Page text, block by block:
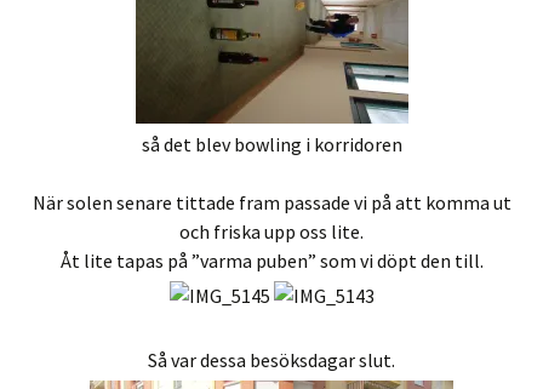
så det blev bowling i korridoren
När solen senare tittade fram passade vi på att komma ut
och friska upp oss lite.
Åt lite tapas på ”varma puben” som vi döpt den till.
Så var dessa besöksdagar slut.